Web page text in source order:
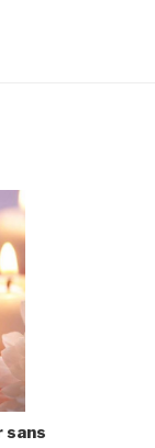
sans